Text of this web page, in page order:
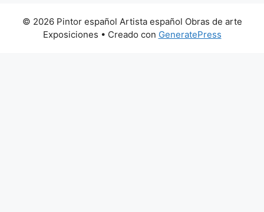
© 2026 Pintor español Artista español Obras de arte
Exposiciones • Creado con GeneratePress